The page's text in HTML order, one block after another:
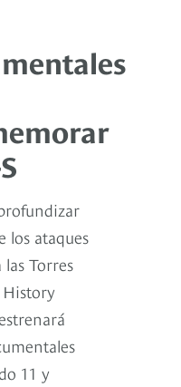
los ataques
las Torres
History
11 y